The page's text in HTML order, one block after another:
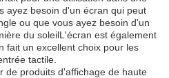
ayez besoin d'un écran qui peut
ou que vous ayez besoin d'un
du soleilL'écran est également
fait un excellent choix pour les
tactile.
de produits d'affichage de haute